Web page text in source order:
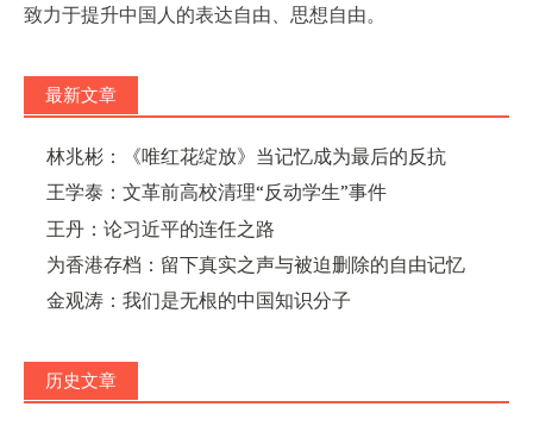
致力于提升中国人的表达自由、思想自由。
最新文章
林兆彬：《唯红花绽放》当记忆成为最后的反抗
王学泰：文革前高校清理“反动学生”事件
王丹：论习近平的连任之路
为香港存档：留下真实之声与被迫删除的自由记忆
金观涛：我们是无根的中国知识分子
历史文章